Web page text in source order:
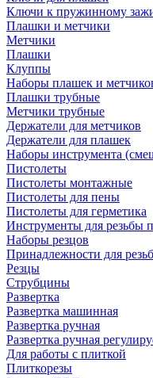
Ключи к пружинному
Плашки и метчики
Метчики
Плашки
Клуппы
Наборы плашек и
Плашки трубные
Метчики трубные
Держатели для метчиков
Держатели для плашек
Наборы инструмента
Пистолеты
Пистолеты монтажные
Пистолеты для пены
Пистолеты для герметика
Инструменты для резьбы
Наборы резцов
Принадлежности для
Резцы
Струбцины
Развертка
Развертка машинная
Развертка ручная
Развертка ручная
Для работы с плиткой
Плиткорезы